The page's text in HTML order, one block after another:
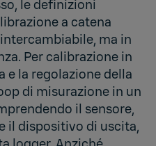
le definizioni
a catena
ma in
Per calibrazione in
e la regolazione della
di misurazione in un
il sensore,
il dispositivo di uscita,